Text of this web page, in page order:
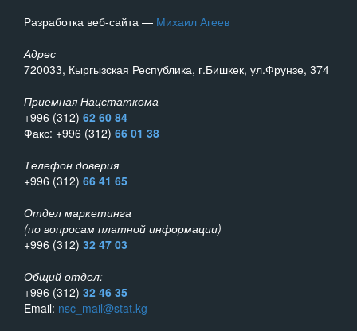
Разработка веб-сайта — Михаил Агеев
Адрес
720033, Кыргызская Республика, г.Бишкек, ул.Фрунзе, 374
Приемная Нацстаткома
+996 (312) 62 60 84
Факс: +996 (312) 66 01 38
Телефон доверия
+996 (312) 66 41 65
Отдел маркетинга
(по вопросам платной информации)
+996 (312) 32 47 03
Общий отдел:
+996 (312) 32 46 35
Email: nsc_mail@stat.kg